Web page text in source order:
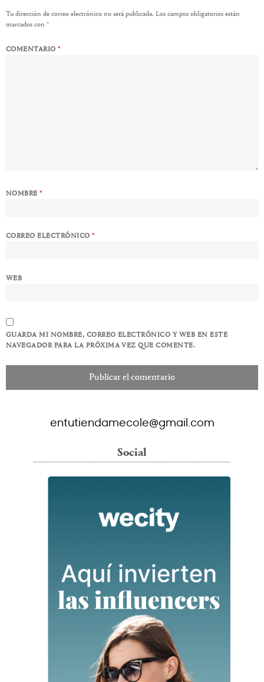
Tu dirección de correo electrónico no será publicada. Los campos obligatorios están
marcados con *
COMENTARIO*
NOMBRE*
CORREO ELECTRÓNICO*
WEB
GUARDA MI NOMBRE, CORREO ELECTRÓNICO Y WEB EN ESTE
NAVEGADOR PARA LA PRÓXIMA VEZ QUE COMENTE.
entutiendamecole@gmail.com
Social